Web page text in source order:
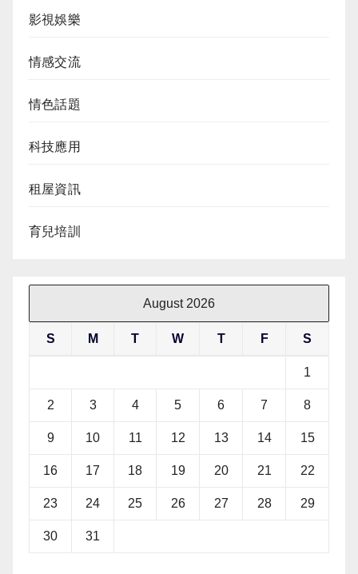
影視娛樂
情感交流
情色話題
科技應用
租屋資訊
育兒培訓
August 2026
S M T W T F S
1
2 3 4 5 6 7 8
9 10 11 12 13 14 15
16 17 18 19 20 21 22
23 24 25 26 27 28 29
30 31